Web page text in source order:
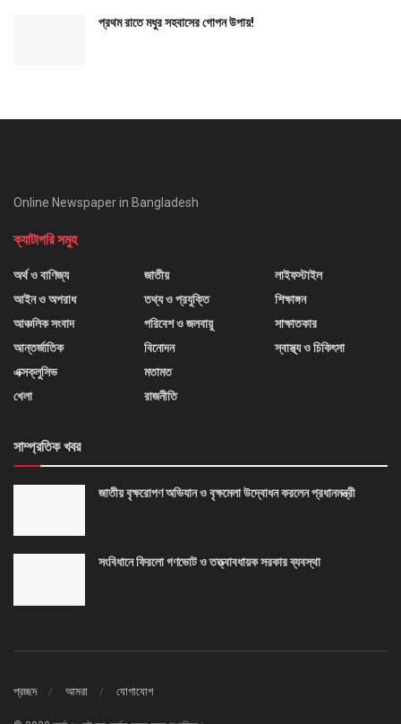
প্রথম রাতে মধুর সহবাসের গোপন উপায়!
Online Newspaper in Bangladesh
ক্যাটাগরি সমুহ
অর্থ ও বাণিজ্য
আইন ও অপরাধ
আঞ্চলিক সংবাদ
আন্তর্জাতিক
এক্সক্লুসিভ
খেলা
জাতীয়
তথ্য ও প্রযুক্তি
পরিবেশ ও জলবায়ু
বিনোদন
মতামত
রাজনীতি
লাইফস্টাইল
শিক্ষাঙ্গন
সাক্ষাতকার
স্বাস্থ্য ও চিকিৎসা
সাম্প্রতিক খবর
জাতীয় বৃক্ষরোপণ অভিযান ও বৃক্ষমেলা উদ্বোধন করলেন প্রধানমন্ত্রী
সংবিধানে ফিরলো গণভোট ও তত্ত্বাবধায়ক সরকার ব্যবস্থা
প্রচ্ছদ আমরা যোগাযোগ